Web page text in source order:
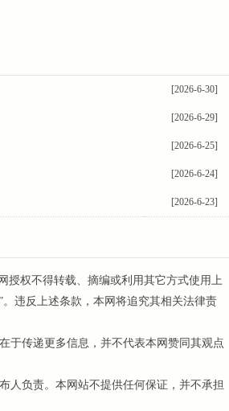
[2026-6-30]
[2026-6-29]
[2026-6-25]
[2026-6-24]
[2026-6-23]
权不得转载、摘编或利用其它方式使用上
违反上述条款，本网将追究其相关法律责
传递更多信息，并不代表本网赞同其观点
负责。本网站不提供任何保证，并不承担